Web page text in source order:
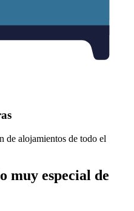
de alojamientos de todo el
muy especial de